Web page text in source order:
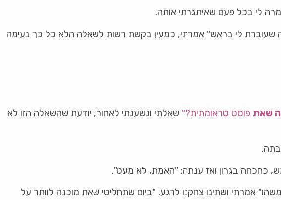
לי בכל פעם שאיתגרתי אותה.
שעוברת לי בראש" אמרתי, כמעין בקשת רשות לשאלה הלא כל כך נעימה
שאת פוסט טראומתית?" שאלתי ונשענתי לאחור, יודעת שהשאלה הזו לא
כחכחה בגרון ואז ענתה: "האמת, לא מעט".
אמרתי ושתינו צחקנו לרגע. "ביום שתחליטי שאת מוכנה לוותר על